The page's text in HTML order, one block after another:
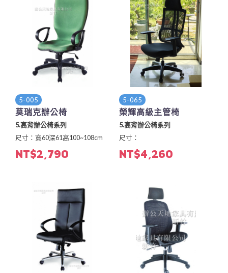
5-005
莫瑞克辦公椅
5.高背辦公椅系列
尺寸：寬60深61高100~108cm
NT$2,790
5-065
榮輝高級主管椅
5.高背辦公椅系列
尺寸：
NT$4,260